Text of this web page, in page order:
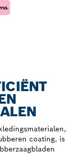
coating, is